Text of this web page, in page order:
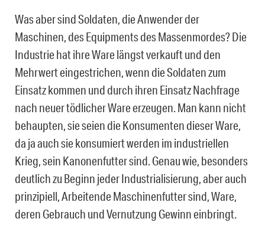
Was aber sind Soldaten, die Anwender der
Maschinen, des Equipments des Massenmordes? Die
Industrie hat ihre Ware längst verkauft und den
Mehrwert eingestrichen, wenn die Soldaten zum
Einsatz kommen und durch ihren Einsatz Nachfrage
nach neuer tödlicher Ware erzeugen. Man kann nicht
behaupten, sie seien die Konsumenten dieser Ware,
da ja auch sie konsumiert werden im industriellen
Krieg, sein Kanonenfutter sind. Genau wie, besonders
deutlich zu Beginn jeder Industrialisierung, aber auch
prinzipiell, Arbeitende Maschinenfutter sind, Ware,
deren Gebrauch und Vernutzung Gewinn einbringt.